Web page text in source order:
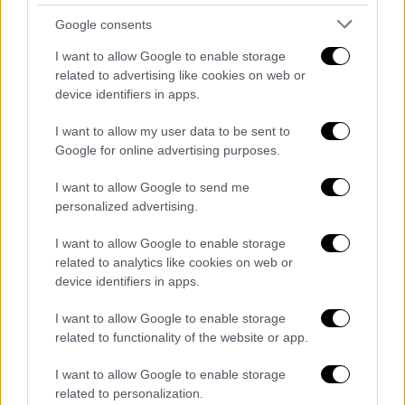
Google consents
I want to allow Google to enable storage
related to advertising like cookies on web or
device identifiers in apps.
I want to allow my user data to be sent to
Google for online advertising purposes.
I want to allow Google to send me
personalized advertising.
I want to allow Google to enable storage
related to analytics like cookies on web or
device identifiers in apps.
I want to allow Google to enable storage
related to functionality of the website or app.
I want to allow Google to enable storage
related to personalization.
Ανθρώπινα Δικαιώματα. Σε ό, τι αφορά στην
κατηγορία περί του μακεδονικού, ντροπή
σας κ. Βελόπουλε.Αλλά αυτή ήταν και είναι
η ακροδεξιά. Πατριδοκαπηλεία, ψάρεμα στα
θολά νερά και τραγωδίες για την πατρίδα
είπε στη συνέχεια η Πέτη Πέρκα.
«Μπέγκα - Μπέγκα να πάτε να τα
πείτε στο χωριό σας»
«Καλά κάναμε καιδιώξαμε τον κ. Ράμμο για
τις θέσεις του για τη Βόρεια Μακεδονία
απάντησε ο πρόεδρος της Ελληνικής Λύσης
και ισχυρίστηκε πως, «Βόρεια Μακεδονία
δεν υπάρχει στην Ελλάδα. Το καταλάβατε και
τελειώσαμε». Ο Κυριάκος Βελόπουλος